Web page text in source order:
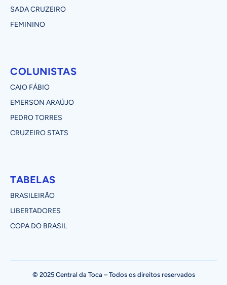
SADA CRUZEIRO
FEMININO
COLUNISTAS
CAIO FÁBIO
EMERSON ARAÚJO
PEDRO TORRES
CRUZEIRO STATS
TABELAS
BRASILEIRÃO
LIBERTADORES
COPA DO BRASIL
© 2025 Central da Toca – Todos os direitos reservados